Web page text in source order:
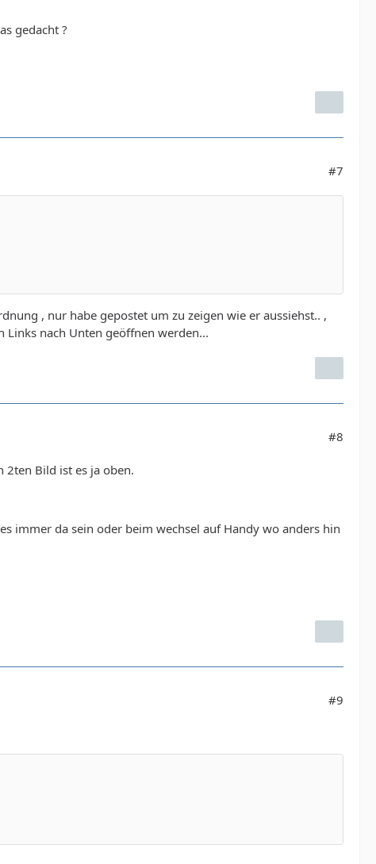
gedacht ?
#7
, nur habe gepostet um zu zeigen wie er aussiehst.. ,
nach Unten geöffnen werden...
#8
2ten Bild ist es ja oben.
immer da sein oder beim wechsel auf Handy wo anders hin
#9